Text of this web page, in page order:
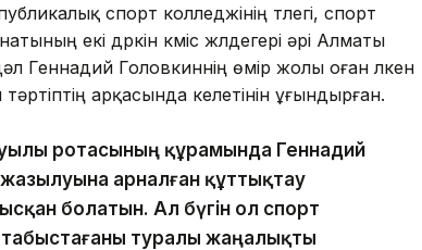
спорт колледжінің түлегі, спорт
екі дүркін күміс жүлдегері әрі Алматы
Головкиннің өмір жолы оған үлкен
тәртіптің арқасында келетінін ұғындырған.
ротасының құрамында Геннадий
арналған құттықтау
болатын. Ал бүгін ол спорт
туралы жаңалықты